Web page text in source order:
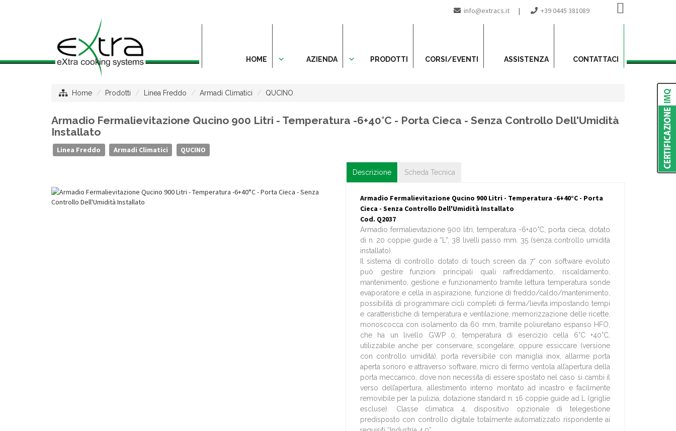
info@extracs.it | +39 0445 381089
HOME AZIENDA PRODOTTI CORSI/EVENTI ASSISTENZA CONTATTACI
Home Prodotti Linea Freddo Armadi Climatici QUCINO
Armadio Fermalievitazione Qucino 900 Litri - Temperatura -6+40°C - Porta Cieca - Senza Controllo Dell'Umidità
Installato
Linea Freddo Armadi Climatici QUCINO
Descrizione Scheda Tecnica
Armadio Fermalievitazione Qucino 900 Litri - Temperatura -6+40°C - Porta
Cieca - Senza Controllo Dell'Umidità Installato
Cod. Q2037
Armadio fermalievitazione 900 litri, temperatura -6+40°C, porta cieca, dotato
di n. 20 coppie guide a “L”, 38 livelli passo mm. 35 (senza controllo umidità
installato).
Il sistema di controllo dotato di touch screen da 7“ con software evoluto
può gestire funzioni principali quali raffreddamento, riscaldamento,
mantenimento, gestione e funzionamento tramite lettura temperatura sonde
evaporatore e cella in aspirazione, funzione di freddo/caldo/mantenimento,
possibilità di programmare cicli completi di ferma/lievita impostando tempi
e caratteristiche di temperatura e ventilazione, memorizzazione delle ricette,
monoscocca con isolamento da 60 mm, tramite poliuretano espanso HFO,
che ha un livello GWP 0, temperatura di esercizio cella 6°C +40°C,
utilizzabile anche per conservare, scongelare, oppure essiccare (versione
con controllo umidità), porta reversibile con maniglia inox, allarme porta
aperta sonoro e attraverso software, micro di fermo ventola all’apertura della
porta meccanico, dove non necessita di essere spostato nel caso si cambi il
verso dell’apertura, allestimento interno montato ad incastro e facilmente
removibile per la pulizia, dotazione standard n. 16 coppie guide ad L (griglie
escluse). Classe climatica 4, dispositivo opzionale di telegestione
predisposto con controllo digitale totalmente automatizzato rispondente ai